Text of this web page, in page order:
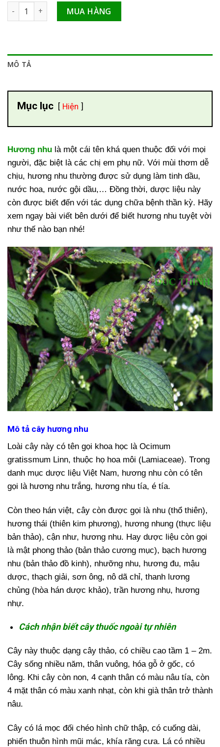
Hương nhu số lượngMUA HÀNG
MÔ TẢ
Mục lục Hiện
Hương nhu là một cái tên khá quen thuộc đối với mọi
người, đặc biệt là các chị em phụ nữ. Với mùi thơm dễ
chịu, hương nhu thường được sử dụng làm tinh dầu,
nước hoa, nước gội dầu,… Đồng thời, dược liệu này
còn được biết đến với tác dụng chữa bệnh thần kỳ. Hãy
xem ngay bài viết bên dưới để biết hương nhu tuyệt vời
như thế nào bạn nhé!
Mô tả cây hương nhu
Loài cây này có tên gọi khoa học là Ocimum
gratissmum Linn, thuộc họ hoa môi (Lamiaceae). Trong
danh mục dược liệu Việt Nam, hương nhu còn có tên
gọi là hương nhu trắng, hương nhu tía, é tía.
Còn theo hán việt, cây còn được gọi là nhu (thổ thiên),
hương thái (thiên kim phương), hương nhung (thực liệu
bản thảo), cận như, hương nhu. Hay dược liệu còn gọi
là mật phong thảo (bản thảo cương mục), bạch hương
nhu (bản thảo đồ kinh), nhưỡng nhu, hương đu, mậu
dược, thạch giải, sơn ông, nô dã chỉ, thanh lương
chủng (hòa hán dược khảo), trần hương nhụ, hương
nhự.
Cách nhận biết cây thuốc ngoài tự nhiên
Cây này thuộc dạng cây thảo, có chiều cao tầm 1 – 2m.
Cây sống nhiều năm, thân vuông, hóa gỗ ở gốc, có
lông. Khi cây còn non, 4 cạnh thân có màu nâu tía, còn
4 mặt thân có màu xanh nhạt, còn khi già thân trở thành
nâu.
Cây có lá mọc đối chéo hình chữ thập, có cuống dài,
phiến thuôn hình mũi mác, khía răng cưa. Lá có nhiều